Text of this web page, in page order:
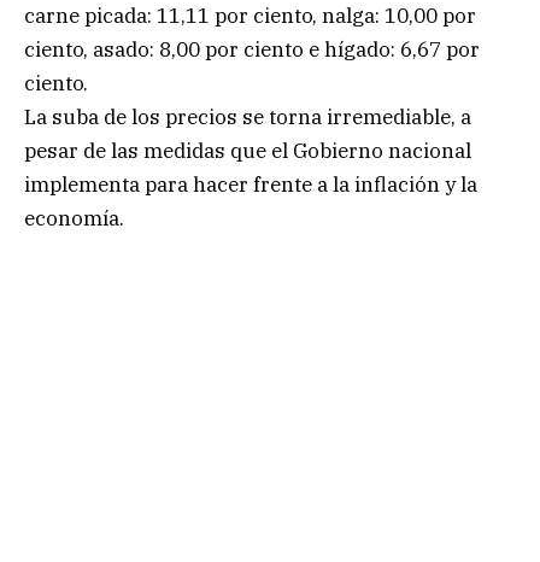
carne picada: 11,11 por ciento, nalga: 10,00 por
ciento, asado: 8,00 por ciento e hígado: 6,67 por
ciento.
La suba de los precios se torna irremediable, a
pesar de las medidas que el Gobierno nacional
implementa para hacer frente a la inflación y la
economía.